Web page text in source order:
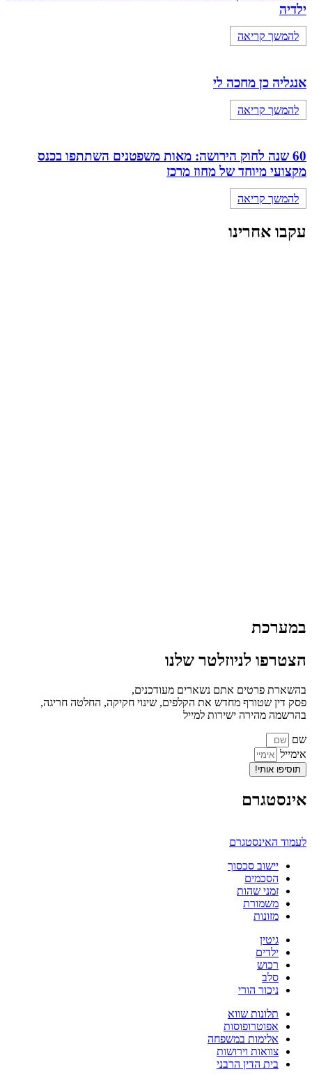
ילדיה
להמשך קריאה
אנגליה כן מחכה לי
להמשך קריאה
60 שנה לחוק הירושה: מאות משפטנים השתתפו בכנס
מקצועי מיוחד של מחוז מרכז
להמשך קריאה
עקבו אחרינו
במערכת
הצטרפו לניוזלטר שלנו
בהשארת פרטים אתם נשארים מעודכנים,
פסק דין שטורף מחדש את הקלפים, שינוי חקיקה, החלטה חריגה,
בהרשמה מהירה ישירות למייל
שם
אימייל
תוסיפו אותי!
אינסטגרם
לעמוד האינסטגרם
יישוב סכסוך
הסכמים
זמני שהות
משמורת
מזונות
גיטין
ילדים
רכוש
סלב
ניכור הורי
תלונות שווא
אפוטרופוסות
אלימות במשפחה
צוואות וירושות
בית הדין הרבני